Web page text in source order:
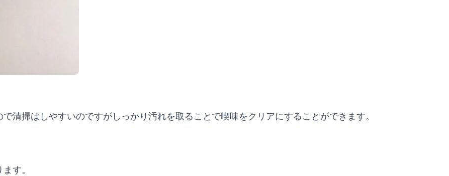
清掃はしやすいのですがしっかり汚れを取ることで喫味をクリアにすることができます。
す。